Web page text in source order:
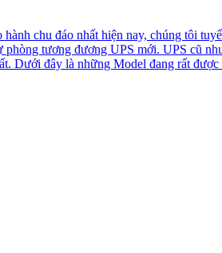
chu đáo nhất hiện nay, chúng tôi
tương đương UPS mới. UPS cũ
Dưới đây là những Model đang rất